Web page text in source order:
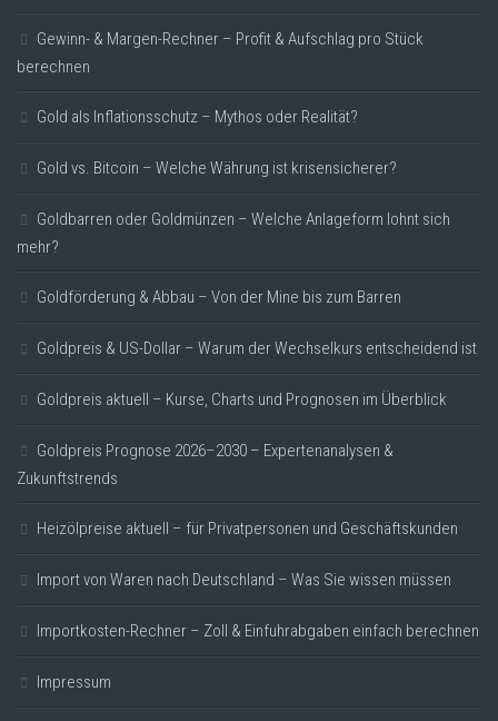
Gewinn- & Margen-Rechner – Profit & Aufschlag pro Stück
berechnen
Gold als Inflationsschutz – Mythos oder Realität?
Gold vs. Bitcoin – Welche Währung ist krisensicherer?
Goldbarren oder Goldmünzen – Welche Anlageform lohnt sich
mehr?
Goldförderung & Abbau – Von der Mine bis zum Barren
Goldpreis & US-Dollar – Warum der Wechselkurs entscheidend ist
Goldpreis aktuell – Kurse, Charts und Prognosen im Überblick
Goldpreis Prognose 2026–2030 – Expertenanalysen &
Zukunftstrends
Heizölpreise aktuell – für Privatpersonen und Geschäftskunden
Import von Waren nach Deutschland – Was Sie wissen müssen
Importkosten-Rechner – Zoll & Einfuhrabgaben einfach berechnen
Impressum